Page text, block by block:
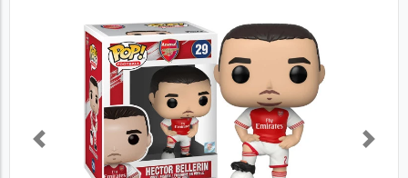
Previous Next